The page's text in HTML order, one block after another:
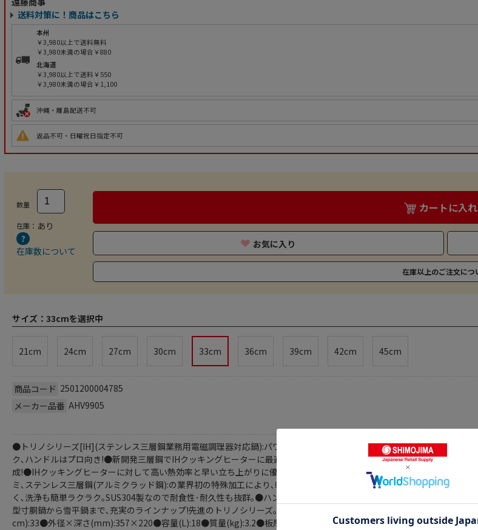
送料対策に！商品はこちら
本州
￥3,980以上で送料無料
￥3,980未満の場合￥880
北海道
￥3,980以上で送料￥550
￥3,980未満の場合￥1,100
沖縄・離島配送不可
返品不可・日曜祝日指定不可
数量
在庫： あり
在庫数について
カートに入
お気に入り
在庫以上のご注文につ
サイズ： 33cmを選択中
21cm 24cm 27cm 30cm 33cm 36cm 39cm 42cm 45cm
商品コード 2501200004785
メーカー品番 AHV9905
●トリノシリーズ[IH](ステンレス三層鋼業務用電磁調理器対応鍋):パワー入力､熱伝導､熱効率にすぐれた材質･構造鍋全
ク､ハンドルはプロ向き!●新開発三層鋼でIHクッキングヒーターに最適!プロの料理人も絶賛!熱伝導の良いアルミを保温
成!●IHクッキングヒーターに対して高い熱効率と早い立ち上がりに優れています｡鍋全体が均一に温まり温度ムラが少
ミ､ステンレス三層鋼(アルミクラッド鋼):の業界初の特殊加工により､軽量化と大型鍋の製品化を実現｡耐蝕性も抜群でソ
く､洗浄も簡単ラクラク｡SUS304製なので耐食性･耐久性も抜群｡●ハンドルはプロのアドバイスを参考に設計､丈夫で持
型寸胴鍋から雪平鍋まで､充実のラインナップ!先進のトリノシリーズ｡業界初のステンレス･アルミ･ステンレス三層鋼!新
cm):33●外径×深さ(mm):357×220●容量(L):18●質量(kg):3.2●板厚(mm):2●底径(mm):300